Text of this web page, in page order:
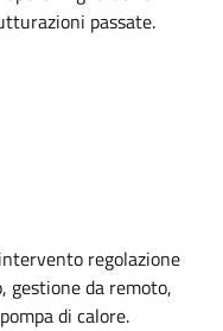
passate.
regolazione
gestione da remoto,
di calore.